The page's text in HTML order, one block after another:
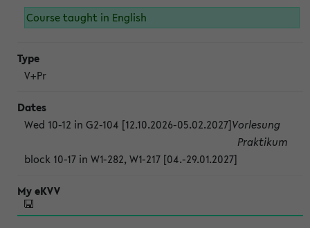
Course taught in English
V+Pr
Wed 10-12 in G2-104 [12.10.2026-05.02.2027]Vorlesung
block 10-17 in W1-282, W1-217 [04.-29.01.2027]
Praktikum